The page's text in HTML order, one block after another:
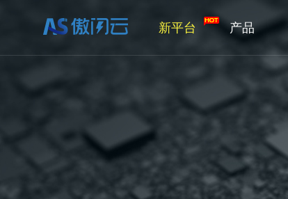
新平台 产品